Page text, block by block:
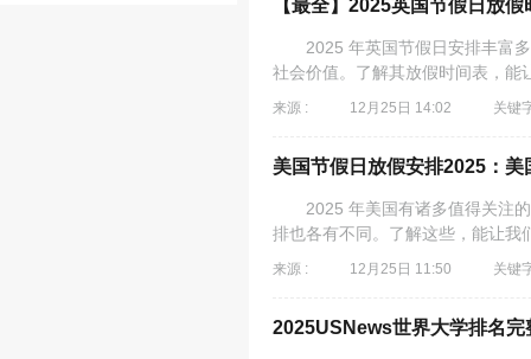
【最全】2025英国节假日放
2025 年英国节假日安排丰富多
社会价值。了解其放假时间表，能
来源 : 12月25日 14:02 关键
美国节假日放假安排2025：
2025 年美国有诸多值得关注的
排也各有不同。了解这些，能让我
来源 : 12月25日 11:50 关键
2025USNews世界大学排名